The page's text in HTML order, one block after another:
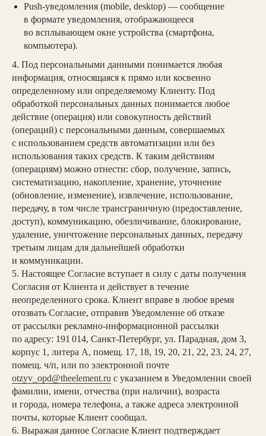
Push-уведомления (mobile, desktop) — сообщение
в формате уведомления, отображающееся
во всплывающем окне устройства (смартфона,
компьютера).
4. Под персональными данными понимается любая
информация, относящаяся к прямо или косвенно
определенному или определяемому Клиенту. Под
обработкой персональных данных понимается любое
действие (операция) или совокупность действий
(операций) с персональными данным, совершаемых
с использованием средств автоматизации или без
использования таких средств. К таким действиям
(операциям) можно отнести: сбор, получение, запись,
систематизацию, накопление, хранение, уточнение
(обновление, изменение), извлечение, использование,
передачу, в том числе трансграничную (предоставление,
доступ), коммуникацию, обезличивание, блокирование,
удаление, уничтожение персональных данных, передачу
третьим лицам для дальнейшей обработки
и коммуникации.
5. Настоящее Согласие вступает в силу с даты получения
Согласия от Клиента и действует в течение
неопределенного срока. Клиент вправе в любое время
отозвать Согласие, отправив Уведомление об отказе
от рассылки рекламно-информационной рассылки
по адресу: 191 014, Санкт-Петербург, ул. Парадная, дом 3,
корпус 1, литера А, помещ. 17, 18, 19, 20, 21, 22, 23, 24, 27,
помещ. ч/п, или по электронной почте
otzyv_opd@theelement.ru с указанием в Уведомлении своей
фамилии, имени, отчества (при наличии), возраста
и города, номера телефона, а также адреса электронной
почты, которые Клиент сообщал.
6. Выражая данное Согласие Клиент подтверждает
+7 (812) 770-13-13
Телефон
prime@theelement.ru
Email
г. Санкт-Петербург, Парадная ул.,
3 корп. 2 (вход с Виленского
переулка)
Пн–Пт — с 9:00 до 20:00
Сб–Вс — с 10:00 до 19:00
Подпишитесь на наши каналы: